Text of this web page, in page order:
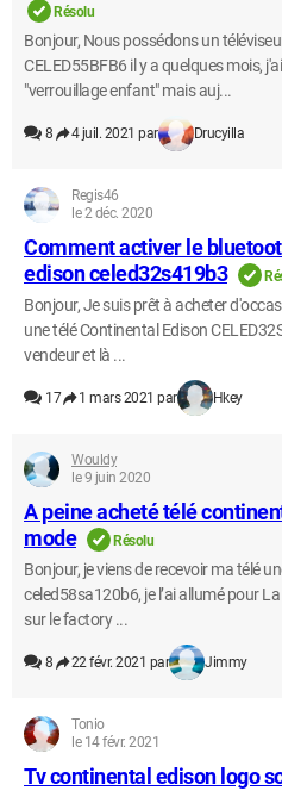
Résolu
Bonjour, Nous possédons un
CELED55BFB6 il y a quelques mois,
"verrouillage enfant" mais auj...
8 4 juil. 2021 par Drucyilla
Regis46
le 2 déc. 2020
Comment activer le
edison celed32s419b3
Bonjour, Je suis prêt à acheter
une télé Continental Edison
vendeur et là ...
17 1 mars 2021 par Hkey
Wouldy
le 9 juin 2020
A peine acheté télé
mode
Résolu
Bonjour, je viens de recevoir ma télé
celed58sa120b6, je l’ai allumé pour
sur le factory ...
8 22 févr. 2021 par Jimmy
Tonio
le 14 févr. 2021
Tv continental edison logo